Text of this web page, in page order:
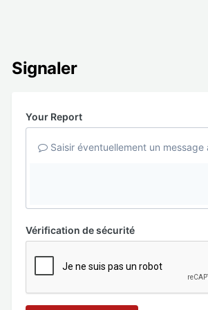
Signaler
Your Report
Saisir éventuellement un
Vérification de sécurité